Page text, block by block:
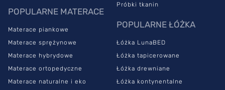
POPULARNE MATERACE
Materace piankowe
Materace sprężynowe
Materace hybrydowe
Materace ortopedyczne
Materace naturalne i eko
Próbki tkanin
POPULARNE ŁÓŻKA
Łóżka LunaBED
Łóżka tapicerowane
Łóżka drewniane
Łóżka kontynentalne